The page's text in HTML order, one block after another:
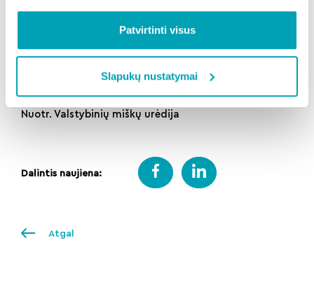
Patvirtinti visus
Slapukų nustatymai
Nuotr. Valstybinių miškų urėdija
Dalintis naujiena:
Atgal